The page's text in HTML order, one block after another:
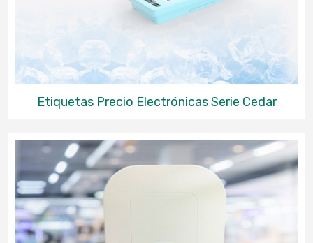
Etiquetas Precio Electrónicas Serie Cedar